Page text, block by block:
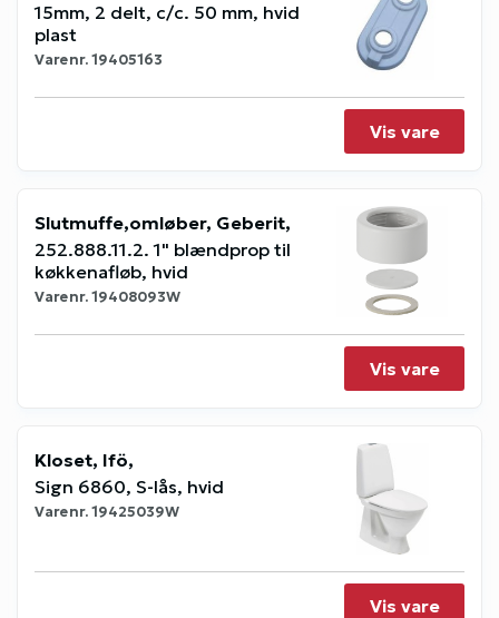
15mm, 2 delt, c/c. 50 mm, hvid
plast
Varenr.19405163
Vis vare
Slutmuffe,omløber, Geberit,
252.888.11.2. 1" blændprop til
køkkenafløb, hvid
Varenr.19408093W
Vis vare
Kloset, Ifö,
Sign 6860, S-lås, hvid
Varenr.19425039W
Vis vare